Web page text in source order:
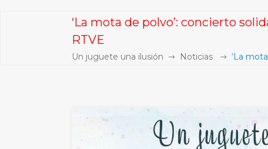
‘La mota de polvo’: concierto
RTVE
Un juguete una ilusión Noticias ‘La